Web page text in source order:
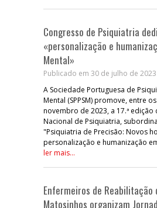
Congresso de Psiquiatria
«personalização e
Mental»
Publicado em 30 de julho de
A Sociedade Portuguesa de
Mental (SPPSM) promove, entre
novembro de 2023, a 17.ª edição
Nacional de Psiquiatria,
"Psiquiatria de Precisão: Novos
personalização e humanização
ler mais...
Enfermeiros de Reabilitação
Matosinhos organizam